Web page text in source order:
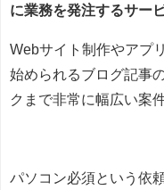
に業務を発注するサー
Webサイト制作やアプ
始められるブログ記事
クまで非常に幅広い案
パソコン必須という依